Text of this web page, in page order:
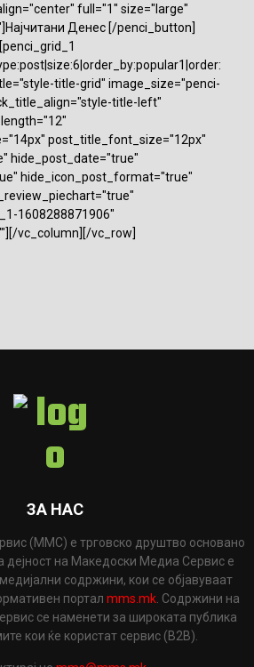
full="1" size="large"
Денес [/penci_button]
title-grid" image_size="penci-
title-left"
post_title_font_size="12px"
hide_post_date="true"
hide_icon_post_format="true"
1608288871906"
vc_column][/vc_row]
ЗА НАС
(ММС) е трговско друштво основано
дејност на Македоски Медиа Сервис е
содржини, кои се објавуваат
портал mms.mk . Содржини на
се наменети за широката публика
кои ќе користат сервис (B2B).